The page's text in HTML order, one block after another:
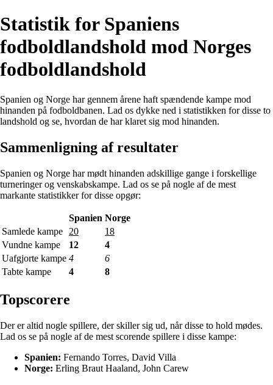
Statistik for Spaniens
fodboldlandshold mod Norges
fodboldlandshold
Spanien og Norge har gennem årene haft spændende kampe mod
hinanden på fodboldbanen. Lad os dykke ned i statistikken for disse to
landshold og se, hvordan de har klaret sig mod hinanden.
Sammenligning af resultater
Spanien og Norge har mødt hinanden adskillige gange i forskellige
turneringer og venskabskampe. Lad os se på nogle af de mest
markante statistikker for disse opgør:
Spanien Norge
Samlede kampe
20
18
Vundne kampe
12
4
Uafgjorte kampe 4
6
Tabte kampe
4 8
Topscorere
Der er altid nogle spillere, der skiller sig ud, når disse to hold mødes.
Lad os se på nogle af de mest scorende spillere i disse kampe:
Spanien: Fernando Torres, David Villa
Norge: Erling Braut Haaland, John Carew